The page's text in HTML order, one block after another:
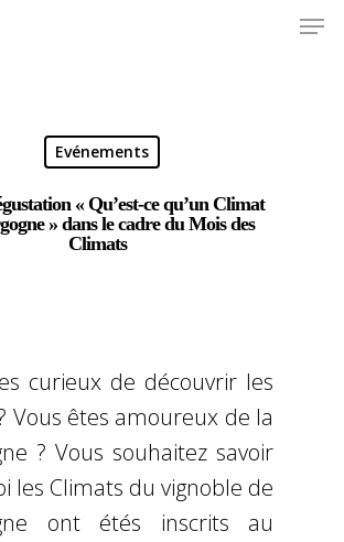
Evénements
« Qu’est-ce qu’un Climat
» dans le cadre du Mois des
Climats
curieux de découvrir les
Vous êtes amoureux de la
? Vous souhaitez savoir
les Climats du vignoble de
ont étés inscrits au